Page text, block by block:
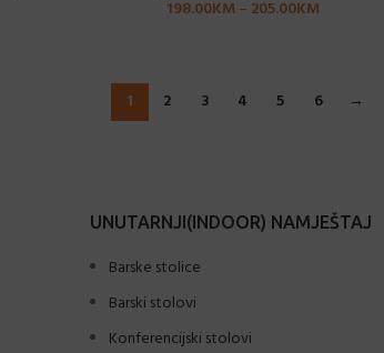
198.00KM– 205.00KM
1 2 3 4 5 6 →
UNUTARNJI(INDOOR) NAMJEŠTAJ
Barske stolice
Barski stolovi
Konferencijski stolovi